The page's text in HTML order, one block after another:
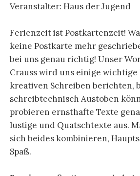
Veranstalter: Haus der Jugend
Ferienzeit ist Postkartenzeit!
keine Postkarte mehr
bei uns genau richtig! Unser
Crauss wird uns einige wichtige
kreativen Schreiben berichten,
schreibtechnisch Austoben
probieren ernsthafte Texte
lustige und Quatschtexte aus.
sich beides kombinieren,
Spaß.